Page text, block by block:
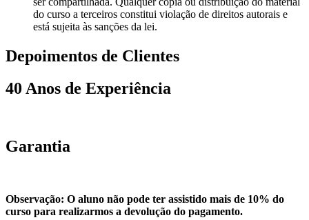
do curso a terceiros constitui violação de direitos autorais e
está sujeita às sanções da lei.
Depoimentos de Clientes
40 Anos de Experiência
Garantia
Observação: O aluno não pode ter assistido mais de 10% do
curso para realizarmos a devolução do pagamento.